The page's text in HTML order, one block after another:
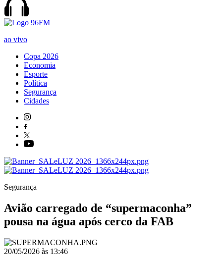
ao vivo
Copa 2026
Economia
Esporte
Política
Segurança
Cidades
Segurança
Avião carregado de “supermaconha”
pousa na água após cerco da FAB
20/05/2026 às 13:46